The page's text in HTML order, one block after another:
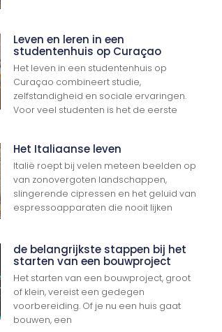
Leven en leren in een
studentenhuis op Curaçao
Het leven in een studentenhuis op
Curaçao combineert studie,
zelfstandigheid en sociale ervaringen.
Voor veel studenten is het de eerste
Het Italiaanse leven
Italië roept bij velen meteen beelden op
van zonovergoten landschappen,
slingerende cipressen en het geluid van
espressoapparaten die nooit lijken
de belangrijkste stappen bij het
starten van een bouwproject
Het starten van een bouwproject, groot
of klein, vereist een gedegen
voorbereiding. Of je nu een huis gaat
bouwen, een